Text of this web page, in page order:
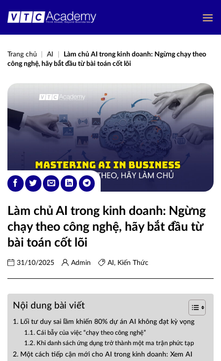
qua
Trang chủ AI
Làm chủ AI trong kinh doanh: Ngừng chạy theo
công nghệ, hãy bắt đầu từ bài toán cốt lõi
Làm chủ AI trong kinh doanh: Ngừng
chạy theo công nghệ, hãy bắt đầu từ
bài toán cốt lõi
31/10/2025 Admin AI , Kiến Thức
Nội dung bài viết
1. Lối tư duy sai lầm khiến 80% dự án AI không đạt kỳ vọng
1.1. Cái bẫy của việc “chạy theo công nghệ”
1.2. Khi danh sách ứng dụng trở thành một ma trận phức tạp
2. Một cách tiếp cận mới cho AI trong kinh doanh: Xem AI